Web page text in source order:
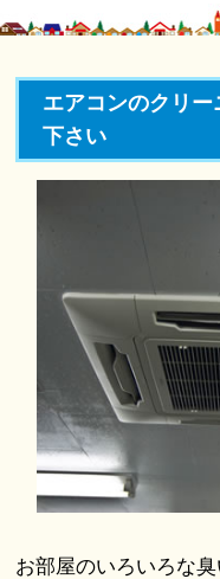
エアコンのクリ
下さい
お部屋のいろいろな